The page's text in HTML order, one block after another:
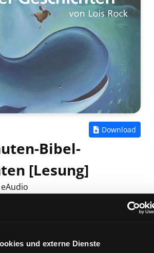
und externe Dienste
Bibel-
[Lesung]
eAudio
ein-/ausblenden
Download